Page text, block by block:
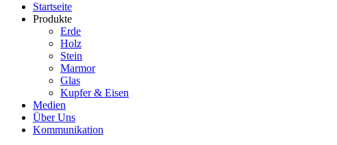
Startseite
Produkte
Erde
Holz
Stein
Marmor
Glas
Kupfer & Eisen
Medien
Über Uns
Kommunikation